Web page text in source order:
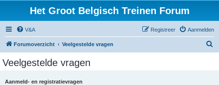
Het Groot Belgisch Treinen Forum
V&A Aanmelden
Registreer
Forumoverzicht Veelgestelde vragen
Veelgestelde vragen
Aanmeld- en registratievragen